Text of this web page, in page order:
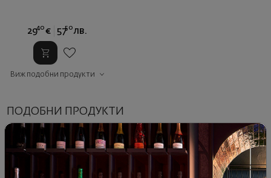
2940 € 5750 лв.
Виж подобни продукти
ПОДОБНИ ПРОДУКТИ